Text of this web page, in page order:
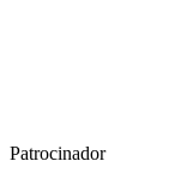
Patrocinador